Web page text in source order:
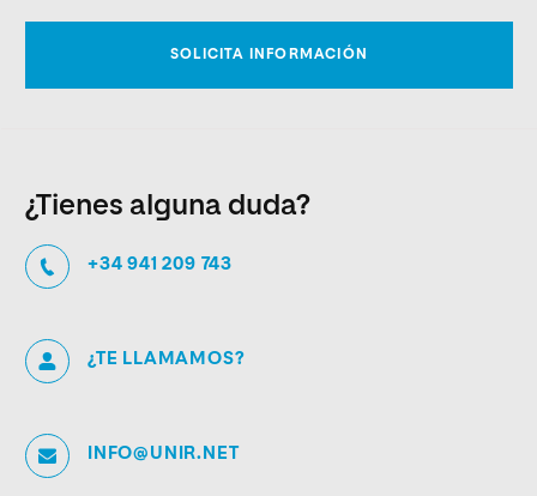
¿Tienes alguna duda?
+34 941 209 743
¿TE LLAMAMOS?
INFO@UNIR.NET